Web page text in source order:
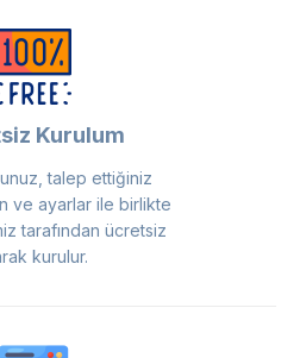
Kurulum
talep ettiğiniz
ve ayarlar ile birlikte
tarafından ücretsiz
kurulur.